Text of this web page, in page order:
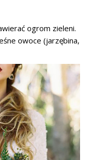
ogrom zieleni.
owoce (jarzębina,